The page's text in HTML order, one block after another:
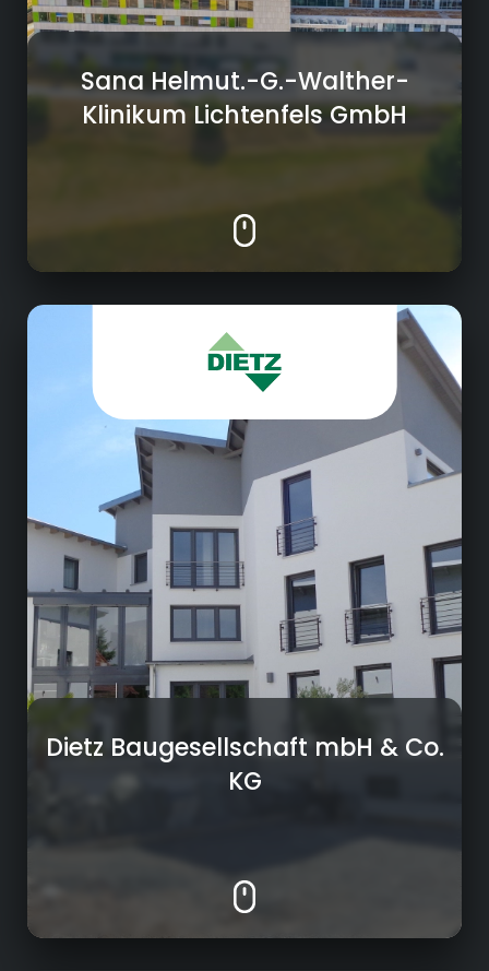
Sana Helmut.-G.-Walther-
Klinikum Lichtenfels GmbH
Bauwesen
Ob Schulen, Firmengebäude, Wohnungen,
Parkhäuser, Brücken oder
Hochwasserfreilegungen – die Projekte, die
wir für Auftraggeber der öffentlichen Hand
erfolgreich realisiert haben, sind sehr
unterschiedlich. Neben unserem
Hauptwirkungsgebiet in der fränkischen
Heimat haben wir zahlreiche Prestigeprojekte
in größerer Entfernung verantwortet. Von
München am Tunnel Aubing, bis Göttingen
am Heidkopftunnel.
Dietz Baugesellschaft mbH & Co.
KG